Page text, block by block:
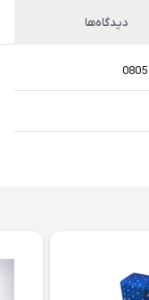
دیدگاه‌ها